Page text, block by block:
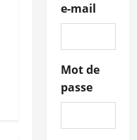
e-mail
Mot de
passe